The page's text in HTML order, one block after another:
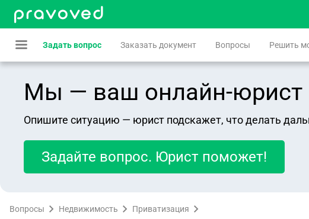
Задать вопрос Заказать документ Вопросы Решить
Мы — ваш онлайн-юрист
Опишите ситуацию — юрист подскажет, что делать
Задайте вопрос. Юрист поможет!
Вопросы Недвижимость Приватизация